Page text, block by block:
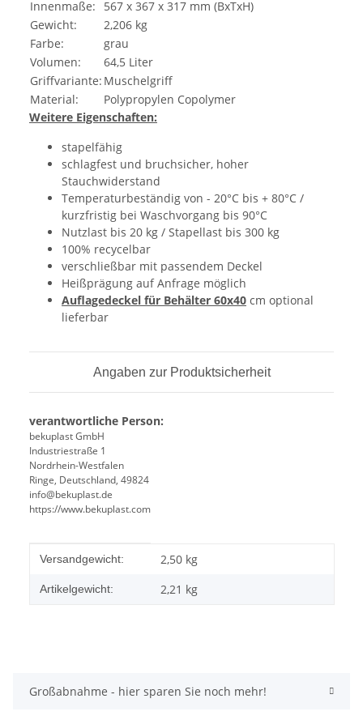
Innenmaße:
567 x 367 x 317 mm (BxTxH)
Gewicht:
2,206 kg
Farbe:
grau
Volumen:
64,5 Liter
Griffvariante: Muschelgriff
Material:
Polypropylen Copolymer
Weitere Eigenschaften:
stapelfähig
schlagfest und bruchsicher, hoher
Stauchwiderstand
Temperaturbeständig von - 20°C bis + 80°C /
kurzfristig bei Waschvorgang bis 90°C
Nutzlast bis 20 kg / Stapellast bis 300 kg
100% recycelbar
verschließbar mit passendem Deckel
Heißprägung auf Anfrage möglich
Auflagedeckel für Behälter 60x40 cm optional
lieferbar
Angaben zur Produktsicherheit
verantwortliche Person:
bekuplast GmbH
Industriestraße 1
Nordrhein-Westfalen
Ringe, Deutschland, 49824
info@bekuplast.de
https://www.bekuplast.com
Produkteigenschaft
Wert
Versandgewicht: 2,50 kg
Artikelgewicht: 2,21 kg
Großabnahme - hier sparen Sie noch mehr!